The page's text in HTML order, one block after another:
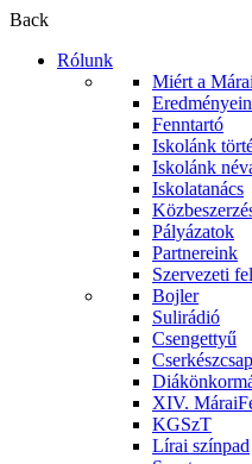
Back
Rólunk
Miért a
Fenntartó
Iskolánk
Iskolánk
Iskolatanács
Pályázatok
Partnereink
Szervezeti
Bojler
Sulirádió
Csengettyű
XIV.
KGSzT
Lírai színpad